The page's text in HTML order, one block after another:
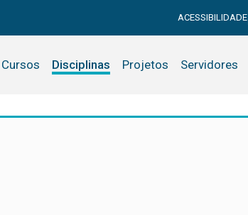
ACESSIBILIDADE
Cursos Disciplinas Projetos Servidores